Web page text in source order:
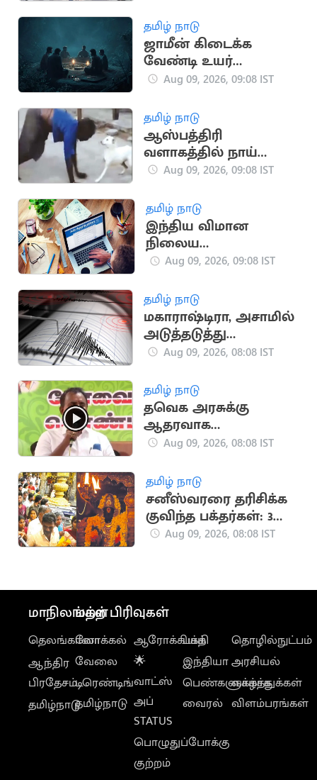
தமிழ் நாடு
ஜாமீன் கிடைக்க
வேண்டி உயர்
நீதிமன்ற நீதிபதிக்கு
Aug 09, 2026, 09:08 IST
தமிழ் நாடு
ஆஸ்பத்திரி
வளாகத்தில் நாய்
போல் ஓடிய நபர்:
Aug 09, 2026, 09:08 IST
தமிழ் நாடு
இந்திய விமான
நிலைய
ஆணையத்தில் 389
Aug 09, 2026, 09:08 IST
தமிழ் நாடு
மகாராஷ்டிரா, அசாமில்
அடுத்தடுத்து
நிலநடுக்கம்.. மக்கள்
Aug 09, 2026, 08:08 IST
தமிழ் நாடு
தவெக அரசுக்கு
ஆதரவாக
வாக்களித்தது ஏன்?
Aug 09, 2026, 08:08 IST
தமிழ் நாடு
சனீஸ்வரரை தரிசிக்க
குவிந்த பக்தர்கள்: 3
மணி நேர காத்திருப்பு
Aug 09, 2026, 08:08 IST
மாநிலங்கள்
தெலங்கானா
ஆந்திர
பிரதேசம்
தமிழ்நாடு
மற்ற பிரிவுகள்
லோக்கல்
வேலை
டிரெண்டிங்
தமிழ்நாடு
ஆரோக்கியம்
🌟
வாட்ஸ்
அப்
STATUS
பொழுதுப்போக்கு
குற்றம்
பக்தி
இந்தியா
பெண்களுக்காக
வைரல்
தொழில்நுட்பம்
அரசியல்
வாழ்த்துக்கள்
விளம்பரங்கள்